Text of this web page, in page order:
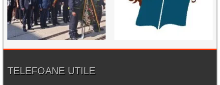
TELEFOANE UTILE